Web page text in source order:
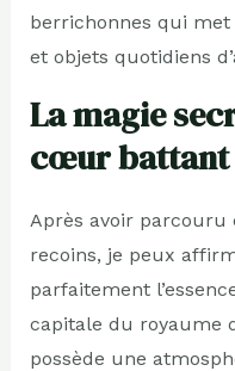
berrichonnes qui
et objets quotidiens
La magie
cœur battant
Après avoir parcouru
recoins, je peux
parfaitement
capitale du royaume
possède une